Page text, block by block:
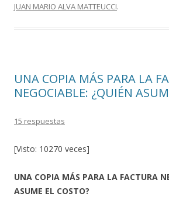
o ar
JUAN MARIO ALVA MATTEUCCI.
UNA COPIA MÁS PARA LA
NEGOCIABLE: ¿QUIÉN
15 respuestas
[Visto: 10270 veces]
UNA COPIA MÁS PARA LA FACTURA
ASUME EL COSTO?